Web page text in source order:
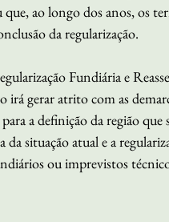
ao longo dos anos, os
da regularização.
Fundiária e
irá gerar atrito com as
a definição da região
situação atual e a
ou imprevistos